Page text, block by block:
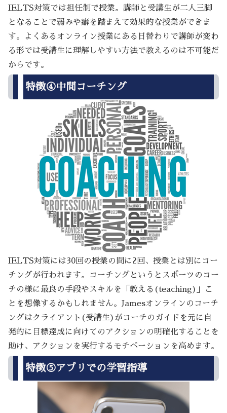
IELTS対策では担任制で授業。講師と受講生が二人三脚
となることで弱みや癖を踏まえて効果的な授業ができま
す。よくあるオンライン授業にある日替わりで講師が変わ
る形では受講生に理解しやすい方法で教えるのは不可能だ
からです。
特徴④中間コーチング
IELTS対策には30回の授業の間に2回、授業とは別にコー
チングが行われます。コーチングというとスポーツのコー
チの様に最良の手段やスキルを「教える(teaching)」こ
とを想像するかもしれません。Jamesオンラインのコーチ
ングはクライアント(受講生)がコーチのガイドを元に自
発的に目標達成に向けてのアクションの明確化することを
助け、アクションを実行するモチベーションを高めます。
特徴⑤アプリでの学習指導